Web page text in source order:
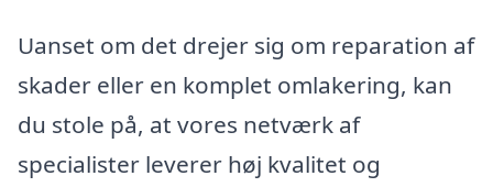
Uanset om det drejer sig om reparation af
skader eller en komplet omlakering, kan
du stole på, at vores netværk af
specialister leverer høj kvalitet og